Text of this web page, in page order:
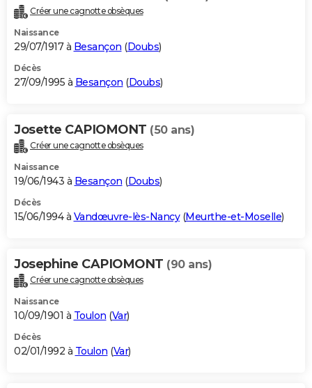
Créer une cagnotte obsèques
Naissance
29/07/1917 à Besançon (Doubs)
Décès
27/09/1995 à Besançon (Doubs)
Josette CAPIOMONT (50 ans)
Créer une cagnotte obsèques
Naissance
19/06/1943 à Besançon (Doubs)
Décès
15/06/1994 à Vandœuvre-lès-Nancy(Meurthe-et-Moselle)
Josephine CAPIOMONT (90 ans)
Créer une cagnotte obsèques
Naissance
10/09/1901 à Toulon (Var)
Décès
02/01/1992 à Toulon (Var)